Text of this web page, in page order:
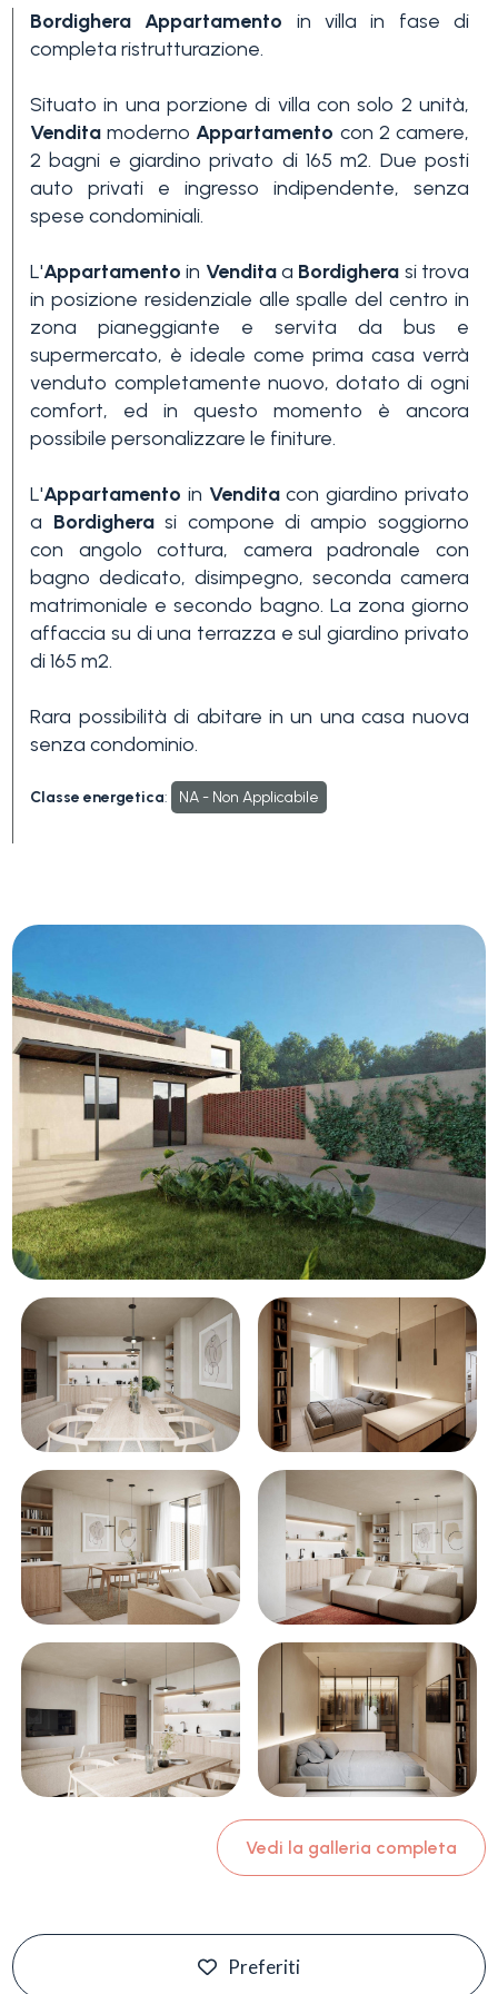
Bordighera Appartamento in villa in fase di
completa ristrutturazione.
Situato in una porzione di villa con solo 2 unità,
Vendita modernoAppartamento con 2 camere,
2 bagni e giardino privato di 165 m2. Due posti
auto privati e ingresso indipendente, senza
spese condominiali.
L'Appartamento in Venditaa Bordighera si trova
in posizione residenziale alle spalle del centro in
zona pianeggiante e servita da bus e
supermercato, è ideale come prima casa verrà
venduto completamente nuovo, dotato di ogni
comfort, ed in questo momento è ancora
possibile personalizzare le finiture.
L'Appartamento in Venditacon giardino privato
a Bordigherasi compone di ampio soggiorno
con angolo cottura, camera padronale con
bagno dedicato, disimpegno, seconda camera
matrimoniale e secondo bagno. La zona giorno
affaccia su di una terrazza e sul giardino privato
di 165 m2.
Rara possibilità di abitare in un una casa nuova
senza condominio.
Classe energetica: NA - Non Applicabile
Vedi la galleria completa
Preferiti
Camere
minime
Qualsiasi
2
3+
Altre
opzioni
-
multiscelta
Ascensore
Piscina
Vista mare